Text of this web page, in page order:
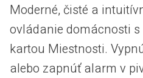
Moderné, čisté a
ovládanie domácnosti
kartou Miestnosti.
alebo zapnúť alarm v